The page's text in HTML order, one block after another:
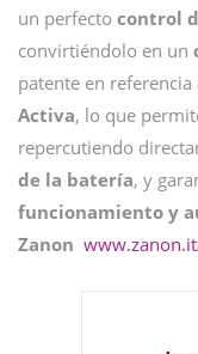
un perfecto control
convirtiéndolo en un
patente en referencia
Activa, lo que
repercutiendo
de la batería, y
funcionamiento y
Zanon